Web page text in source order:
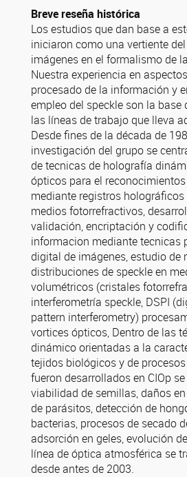
Breve reseña histórica
Los estudios que dan base a
iniciaron como una vertiente
imágenes en el formalismo de
Nuestra experiencia en
procesado de la información y
empleo del speckle son la base
las líneas de trabajo que lleva
Desde fines de la década de
investigación del grupo se
de tecnicas de holografía
ópticos para el
mediante registros holográficos
medios fotorrefractivos,
validación, encriptación y
informacion mediante tecnicas
digital de imágenes, estudio de
distribuciones de speckle en
volumétricos (cristales
interferometría speckle, DSPI
pattern interferometry)
vortices ópticos, Dentro de las
dinámico orientadas a la
tejidos biológicos y de
fueron desarrollados en CIOp
viabilidad de semillas, daños
de parásitos, detección de
bacterias, procesos de secado
adsorción en geles, evolución
línea de óptica atmosférica se
desde antes de 2003.